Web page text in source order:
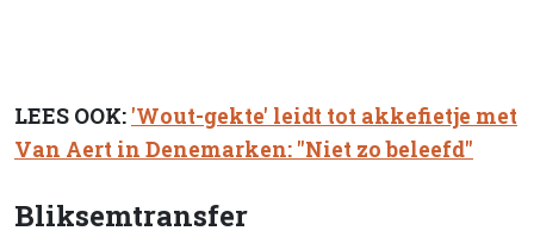
LEES OOK: 'Wout-gekte' leidt tot akkefietje met
Van Aert in Denemarken: "Niet zo beleefd"
Bliksemtransfer